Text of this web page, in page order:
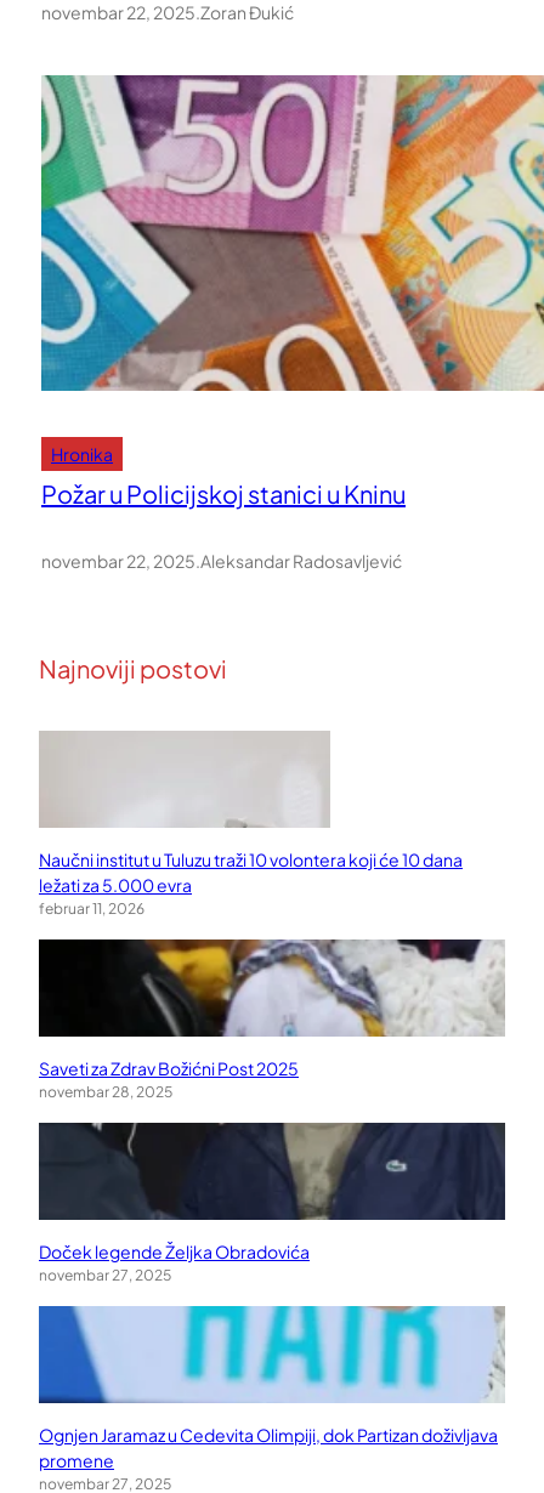
novembar 22, 2025 Zoran Đukić
Hronika
Požar u Policijskoj stanici u Kninu
novembar 22, 2025 Aleksandar Radosavljević
Najnoviji postovi
Naučni institut u Tuluzu traži 10 volontera koji će 10 dana
ležati za 5.000 evra
februar 11, 2026
Saveti za Zdrav Božićni Post 2025
novembar 28, 2025
Doček legende Željka Obradovića
novembar 27, 2025
Ognjen Jaramaz u Cedevita Olimpiji, dok Partizan doživljava
promene
novembar 27, 2025